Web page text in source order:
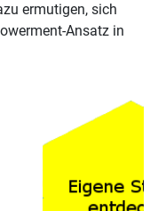
ermutigen, sich
Ansatz in